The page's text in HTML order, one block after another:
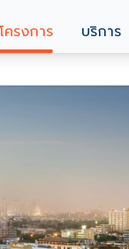
โครงการ บริการ